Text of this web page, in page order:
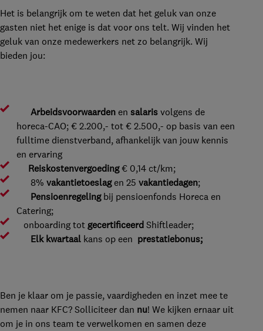
Het is belangrijk om te weten dat het geluk van onze
gasten niet het enige is dat voor ons telt. Wij vinden het
geluk van onze medewerkers net zo belangrijk. Wij
bieden jou:
Arbeidsvoorwaarden en salaris volgens de
horeca-CAO; € 2.200,- tot € 2.500,- op basis van een
fulltime dienstverband, afhankelijk van jouw kennis
en ervaring
Reiskostenvergoeding€ 0,14 ct/km;
8% vakantietoeslagen 25 vakantiedagen;
Pensioenregelingbij pensioenfonds Horeca en
Catering;
onboarding tot gecertificeerd Shiftleader;
Elk kwartaal kans op een prestatiebonus;
Ben je klaar om je passie, vaardigheden en inzet mee te
nemen naar KFC? Solliciteer dan nu! We kijken ernaar uit
om je in ons team te verwelkomen en samen deze